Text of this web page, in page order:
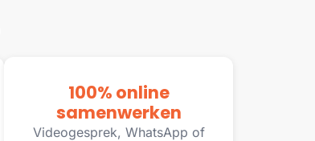
100% online
samenwerken
Videogesprek, WhatsApp of